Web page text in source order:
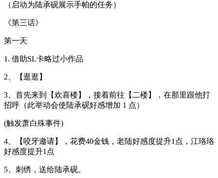
（启动为陆承砚展示手帕的任务）
《第三话》
第一天
1. 借助SL卡略过小作品
2、【逛逛】
3、首先来到【欢喜楼】，接着前往【二楼】，在那里跟他打
招呼（此举动会使陆承砚好感增加 1 点）
(触发萧白殊事件)
4、【咬牙邀请】，花费40金钱，老陆好感度提升1点，江珞珞
好感度提升1点
5、刺绣，送给陆承砚。